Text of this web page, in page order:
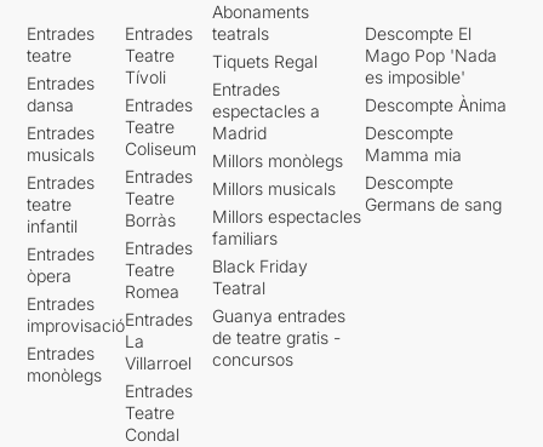
Entrades
teatre
Entrades
dansa
Entrades
musicals
Entrades
teatre
infantil
Entrades
òpera
Entrades
improvisació
Entrades
monòlegs
Entrades
Teatre
Tívoli
Entrades
Teatre
Coliseum
Entrades
Teatre
Borràs
Entrades
Teatre
Romea
Entrades
La
Villarroel
Entrades
Teatre
Condal
Abonaments
teatrals
Tiquets Regal
Entrades
espectacles a
Madrid
Millors monòlegs
Millors musicals
Millors espectacles
familiars
Black Friday
Teatral
Guanya entrades
de teatre gratis -
concursos
Descompte El
Mago Pop 'Nada
es imposible'
Descompte Ànima
Descompte
Mamma mia
Descompte
Germans de sang